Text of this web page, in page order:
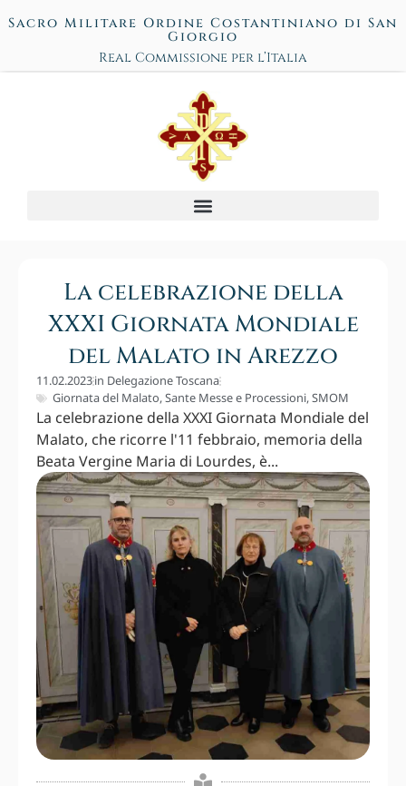
Sacro Militare Ordine Costantiniano di San
Giorgio
Real Commissione per l’Italia
La celebrazione della
XXXI Giornata Mondiale
del Malato in Arezzo
11.02.2023in Delegazione Toscana
Giornata del Malato,Sante Messe e Processioni,SMOM
La celebrazione della XXXI Giornata Mondiale del
Malato, che ricorre l'11 febbraio, memoria della
Beata Vergine Maria di Lourdes, è...